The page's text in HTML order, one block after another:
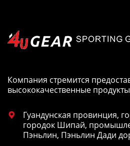
Компания стремится
высококачественные продукты

Гуандунская провинция,
городок Шипай,
Пэньлин, Пэньлин Дади